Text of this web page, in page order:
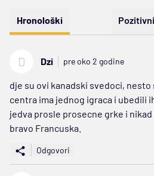
Hronološki Pozitivni
D Dzi pre oko 2 godine
dje su ovi kanadski svedoci,
centra ima jednog igraca i ubedili
jedva prosle prosecne grke i nikad
bravo Francuska.
Odgovori